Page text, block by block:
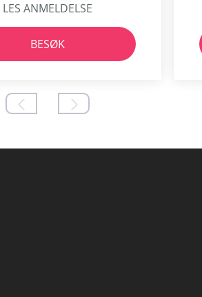
LES ANMELDELSE
BESØK